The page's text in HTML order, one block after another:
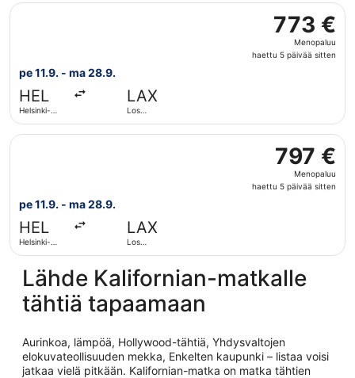
773 €
Menopaluu,
haettu
773 €
Menopaluu
haettu 5 päivää sitten
pe 11.9. - ma 28.9.
HEL
Helsinki-
LAX
Los
Valitse lentoyhtiön KLM lento, lähtö pe 11.9. kohteesta
797 €
Menopaluu,
haettu
797 €
Menopaluu
haettu 5 päivää sitten
pe 11.9. - ma 28.9.
HEL
Helsinki-
LAX
Los
lentoasema
Valitse lentoyhtiön Lufthansa lento, lähtö pe 11.9.
Lähde Kalifornian-matkalle
tähtiä tapaamaan
Aurinkoa, lämpöä, Hollywood-tähtiä, Yhdysvaltojen
elokuvateollisuuden mekka, Enkelten kaupunki – listaa voisi
jatkaa vielä pitkään. Kalifornian-matka on matka tähtien